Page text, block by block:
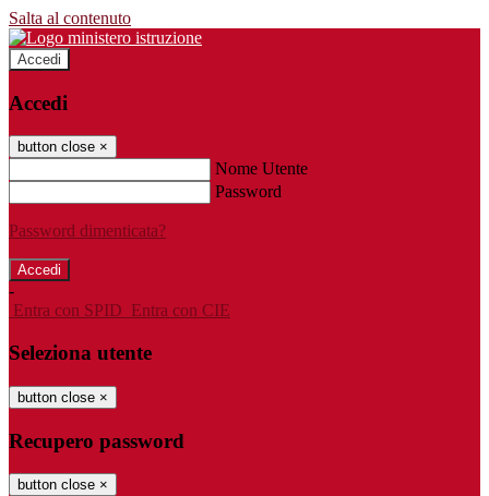
Salta al contenuto
Accedi
Accedi
button close ×
Nome Utente
Password
Password dimenticata?
-
Entra con SPID Entra con CIE
Seleziona utente
button close ×
Recupero password
button close ×